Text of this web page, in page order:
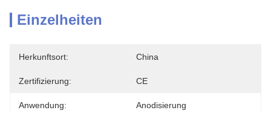
Einzelheiten
Herkunftsort: China
Zertifizierung: CE
Anwendung: Anodisierung